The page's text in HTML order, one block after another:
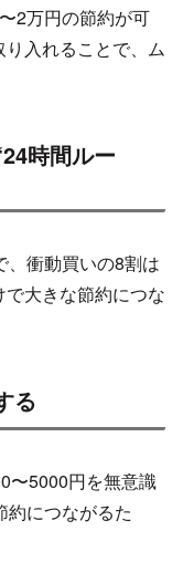
2万円の節約が可
入れることで、ム
時間ルー
、衝動買いの8割は
大きな節約につな
る
〜5000円を無意識
約につながるた